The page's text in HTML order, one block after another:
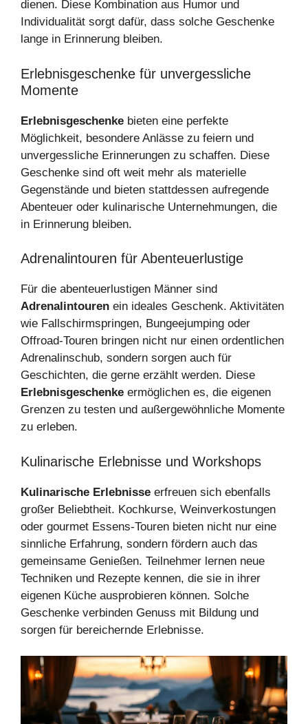
dienen. Diese Kombination aus Humor und
Individualität sorgt dafür, dass solche Geschenke
lange in Erinnerung bleiben.
Erlebnisgeschenke für unvergessliche
Momente
Erlebnisgeschenke bieten eine perfekte
Möglichkeit, besondere Anlässe zu feiern und
unvergessliche Erinnerungen zu schaffen. Diese
Geschenke sind oft weit mehr als materielle
Gegenstände und bieten stattdessen aufregende
Abenteuer oder kulinarische Unternehmungen, die
in Erinnerung bleiben.
Adrenalintouren für Abenteuerlustige
Für die abenteuerlustigen Männer sind
Adrenalintouren ein ideales Geschenk. Aktivitäten
wie Fallschirmspringen, Bungeejumping oder
Offroad-Touren bringen nicht nur einen ordentlichen
Adrenalinschub, sondern sorgen auch für
Geschichten, die gerne erzählt werden. Diese
Erlebnisgeschenke ermöglichen es, die eigenen
Grenzen zu testen und außergewöhnliche Momente
zu erleben.
Kulinarische Erlebnisse und Workshops
Kulinarische Erlebnisse erfreuen sich ebenfalls
großer Beliebtheit. Kochkurse, Weinverkostungen
oder gourmet Essens-Touren bieten nicht nur eine
sinnliche Erfahrung, sondern fördern auch das
gemeinsame Genießen. Teilnehmer lernen neue
Techniken und Rezepte kennen, die sie in ihrer
eigenen Küche ausprobieren können. Solche
Geschenke verbinden Genuss mit Bildung und
sorgen für bereichernde Erlebnisse.